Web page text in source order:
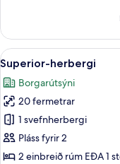
Skoða
allar
myndir
fyrir
Superior-
herbergi
6
Superior-herbergi
Borgarútsýni
20 fermetrar
1 svefnherbergi
Pláss fyrir 2
2 einbreið rúm EÐA 1